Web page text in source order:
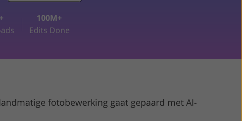
100M+
Edits Done
fotobewerking gaat gepaard met AI-